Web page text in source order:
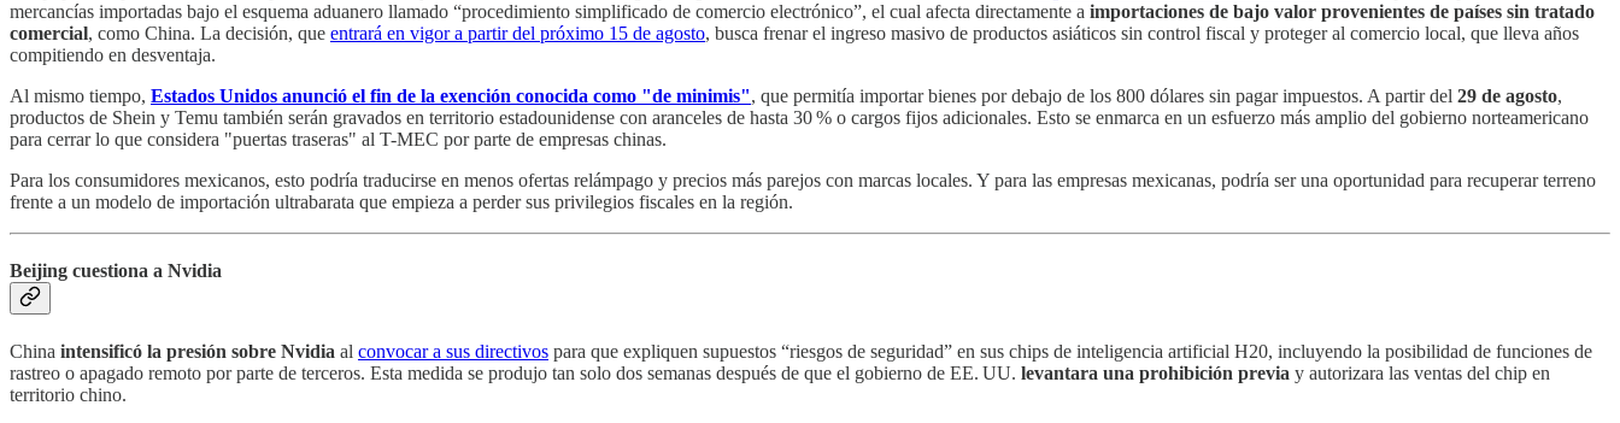
mercancías importadas bajo el esquema aduanero llamado “procedimiento simplificado de comercio electrónico”, el cual afecta directamente a importaciones de bajo valor provenientes de países sin tratado
comercial, como China. La decisión, que entrará en vigor a partir del próximo 15 de agosto, busca frenar el ingreso masivo de productos asiáticos sin control fiscal y proteger al comercio local, que lleva años
compitiendo en desventaja.
Al mismo tiempo, Estados Unidos anunció el fin de la exención conocida como "de minimis", que permitía importar bienes por debajo de los 800 dólares sin pagar impuestos. A partir del 29 de agosto,
productos de Shein y Temu también serán gravados en territorio estadounidense con aranceles de hasta 30 % o cargos fijos adicionales. Esto se enmarca en un esfuerzo más amplio del gobierno norteamericano
para cerrar lo que considera "puertas traseras" al T-MEC por parte de empresas chinas.
Para los consumidores mexicanos, esto podría traducirse en menos ofertas relámpago y precios más parejos con marcas locales. Y para las empresas mexicanas, podría ser una oportunidad para recuperar terreno
frente a un modelo de importación ultrabarata que empieza a perder sus privilegios fiscales en la región.
Beijing cuestiona a Nvidia
China intensificó la presión sobre Nvidia al convocar a sus directivos para que expliquen supuestos “riesgos de seguridad” en sus chips de inteligencia artificial H20, incluyendo la posibilidad de funciones de
rastreo o apagado remoto por parte de terceros. Esta medida se produjo tan solo dos semanas después de que el gobierno de EE. UU. levantara una prohibición previa y autorizara las ventas del chip en
territorio chino.